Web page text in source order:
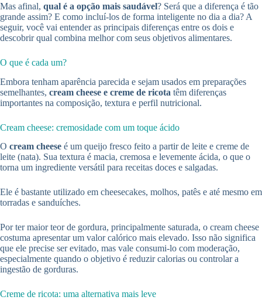
Mas afinal, qual é a opção mais saudável? Será que a diferença é tão
grande assim? E como incluí-los de forma inteligente no dia a dia? A
seguir, você vai entender as principais diferenças entre os dois e
descobrir qual combina melhor com seus objetivos alimentares.
O que é cada um?
Embora tenham aparência parecida e sejam usados em preparações
semelhantes, cream cheese e creme de ricota têm diferenças
importantes na composição, textura e perfil nutricional.
Cream cheese: cremosidade com um toque ácido
O cream cheese é um queijo fresco feito a partir de leite e creme de
leite (nata). Sua textura é macia, cremosa e levemente ácida, o que o
torna um ingrediente versátil para receitas doces e salgadas.
Ele é bastante utilizado em cheesecakes, molhos, patês e até mesmo em
torradas e sanduíches.
Por ter maior teor de gordura, principalmente saturada, o cream cheese
costuma apresentar um valor calórico mais elevado. Isso não significa
que ele precise ser evitado, mas vale consumi-lo com moderação,
especialmente quando o objetivo é reduzir calorias ou controlar a
ingestão de gorduras.
Creme de ricota: uma alternativa mais leve